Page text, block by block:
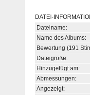
DATEI-
Dateiname:
Name des Albums:
Bewertung (191
Dateigröße:
Hinzugefügt am:
Abmessungen:
Angezeigt: